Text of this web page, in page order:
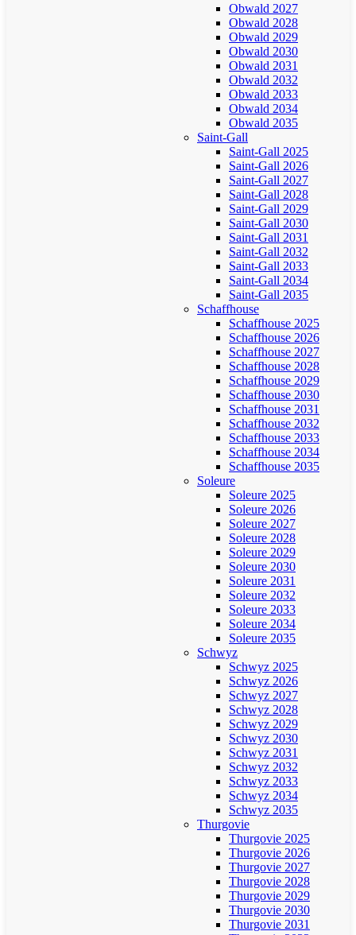
Obwald 2027
Obwald 2028
Obwald 2029
Obwald 2030
Obwald 2031
Obwald 2032
Obwald 2033
Obwald 2034
Obwald 2035
Saint-Gall
Saint-Gall 2025
Saint-Gall 2026
Saint-Gall 2027
Saint-Gall 2028
Saint-Gall 2029
Saint-Gall 2030
Saint-Gall 2031
Saint-Gall 2032
Saint-Gall 2033
Saint-Gall 2034
Saint-Gall 2035
Schaffhouse
Schaffhouse 2025
Schaffhouse 2026
Schaffhouse 2027
Schaffhouse 2028
Schaffhouse 2029
Schaffhouse 2030
Schaffhouse 2031
Schaffhouse 2032
Schaffhouse 2033
Schaffhouse 2034
Schaffhouse 2035
Soleure
Soleure 2025
Soleure 2026
Soleure 2027
Soleure 2028
Soleure 2029
Soleure 2030
Soleure 2031
Soleure 2032
Soleure 2033
Soleure 2034
Soleure 2035
Schwyz
Schwyz 2025
Schwyz 2026
Schwyz 2027
Schwyz 2028
Schwyz 2029
Schwyz 2030
Schwyz 2031
Schwyz 2032
Schwyz 2033
Schwyz 2034
Schwyz 2035
Thurgovie
Thurgovie 2025
Thurgovie 2026
Thurgovie 2027
Thurgovie 2028
Thurgovie 2029
Thurgovie 2030
Thurgovie 2031